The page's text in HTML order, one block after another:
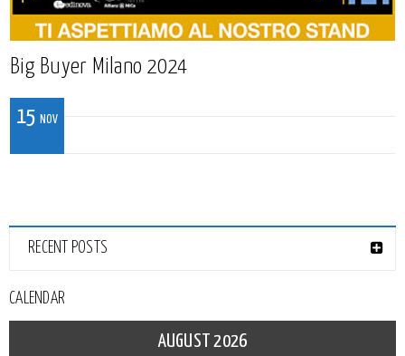
Big Buyer Milano 2024
15 NOV
RECENT POSTS
CALENDAR
AUGUST 2026